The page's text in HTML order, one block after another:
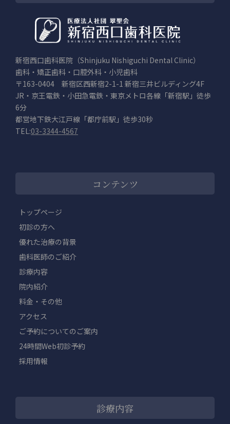
新宿西口歯科医院（Shinjuku Nishiguchi Dental Clinic）
歯科・矯正歯科・口腔外科・小児歯科
〒163-0404 新宿区西新宿2-1-1 新宿三井ビルディング4F
JR・京王電鉄・小田急電鉄・東京メトロ各線「新宿駅」徒歩
6分
都営地下鉄大江戸線「都庁前駅」徒歩30秒
TEL:03-3344-4567
コンテンツ
トップページ
初診の方へ
優れた治療の背景
歯科医師のご紹介
診療内容
院内紹介
料金・その他
アクセス
ご予約についてのご案内
24時間Web初診予約
採用情報
診療内容